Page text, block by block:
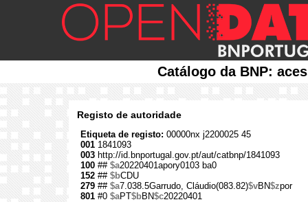
Catálogo da BNP:
Registo de autoridade
Etiqueta de registo: 00000nx j2200025 45
001 1841093
003 http://id.bnportugal.gov.pt/aut/catbnp/1841093
100 ## $a20220401apory0103 ba0
152 ## $bCDU
279 ## $a7.038.5Garrudo, Cláudio(083.82)$vBN$zpor
801 #0 $aPT$bBN$c20220401